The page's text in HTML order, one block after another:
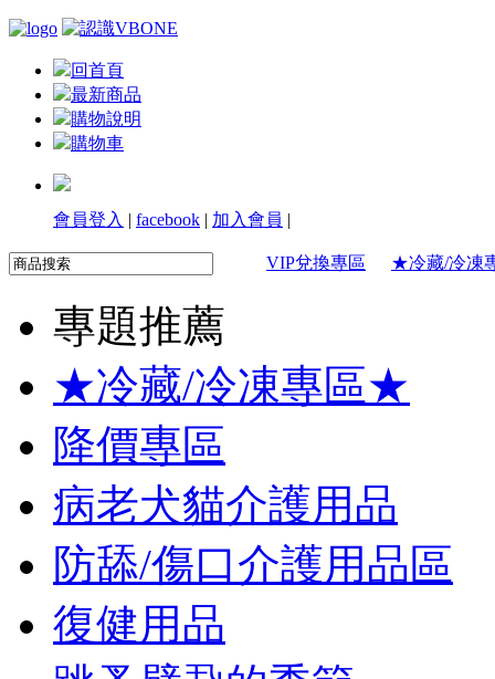
回首頁
最新商品
購物說明
購物車
會員登入 | facebook | 加入會員 |
VIP兌換專區 ★冷藏/冷凍
專題推薦
★冷藏/冷凍專區★
降價專區
病老犬貓介護用品
防舔/傷口介護用品區
復健用品